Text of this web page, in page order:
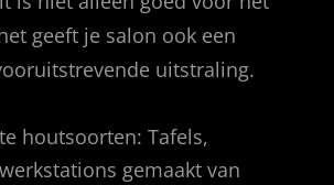
geeft je salon ook een
uitstraling.
houtsoorten: Tafels,
gemaakt van